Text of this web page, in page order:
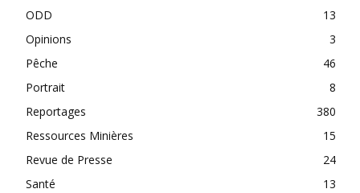
ODD
13
Opinions
3
Pêche
46
Portrait
8
Reportages
380
Ressources Minières
15
Revue de Presse
24
Santé
13